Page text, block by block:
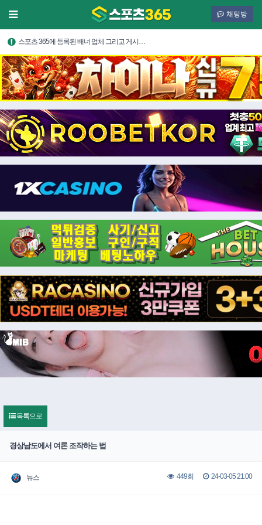
채팅방
스포츠 365에 등록된 배너 업체 그리고 게시…
목록으로
경상남도에서 여론 조작하는 법
뉴스 449회 24-03-05 21:00